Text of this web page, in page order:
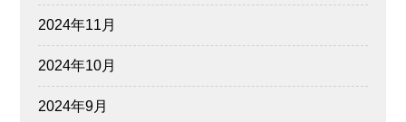
2024年11月
2024年10月
2024年9月